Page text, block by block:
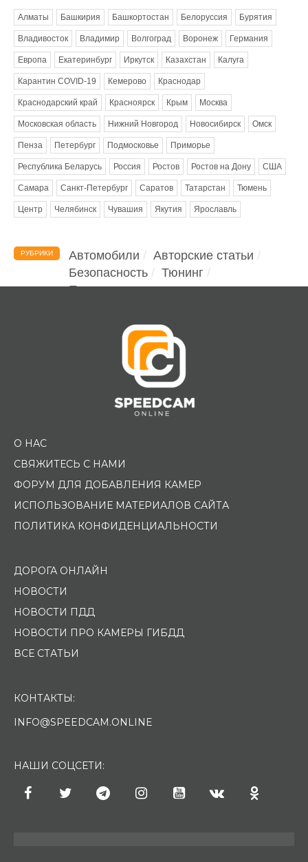
Алматы Башкирия Башкортостан Белоруссия Бурятия
Владивосток Владимир Волгоград Воронеж Германия
Европа Екатеринбург Иркутск Казахстан Калуга
Карантин COVID-19 Кемерово Краснодар
Краснодарский край Красноярск Крым Москва
Московская область Нижний Новгород Новосибирск Омск
Пенза Петербург Подмосковье Приморье
Республика Беларусь Россия Ростов Ростов на Дону США
Самара Санкт-Петербург Саратов Татарстан Тюмень
Центр Челябинск Чувашия Якутия Ярославль
РУБРИКИ Автомобили
Авторские статьи
Безопасность
Тюнинг
Помощь водителю
О НАС
СВЯЖИТЕСЬ С НАМИ
ФОРУМ ДЛЯ ДОБАВЛЕНИЯ КАМЕР
ИСПОЛЬЗОВАНИЕ МАТЕРИАЛОВ САЙТА
ПОЛИТИКА КОНФИДЕНЦИАЛЬНОСТИ
ДОРОГА ОНЛАЙН
НОВОСТИ
НОВОСТИ ПДД
НОВОСТИ ПРО КАМЕРЫ ГИБДД
ВСЕ СТАТЬИ
КОНТАКТЫ:
INFO@SPEEDCAM.ONLINE
НАШИ СОЦСЕТИ: